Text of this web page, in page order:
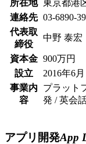
所在地
東京都港
連絡先 03-6890-
代表取
締役
中野 泰宏
資本金 900万円
設立
2016年6月
事業内
容
プラット
発 / 英会
アプリ開発App